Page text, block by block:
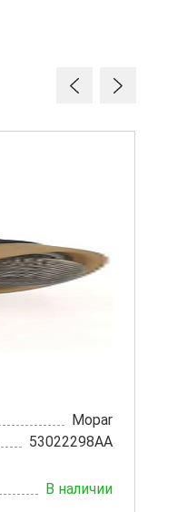
Mopar
53022298AA
В наличии